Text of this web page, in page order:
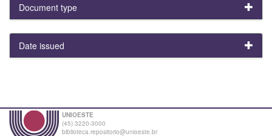
Document type
Date issued
UNIOESTE
(45) 3220-3000
biblioteca.repositorio@unioeste.br